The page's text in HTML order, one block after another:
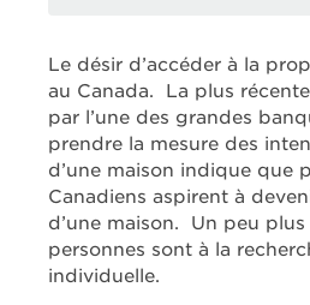
Le désir d’accéder à la
au Canada. La plus
par l’une des grandes
prendre la mesure des
d’une maison indique que
Canadiens aspirent à
d’une maison. Un peu
personnes sont à la
individuelle.